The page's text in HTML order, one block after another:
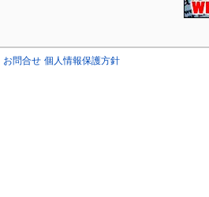
お問合せ 個人情報保護方針